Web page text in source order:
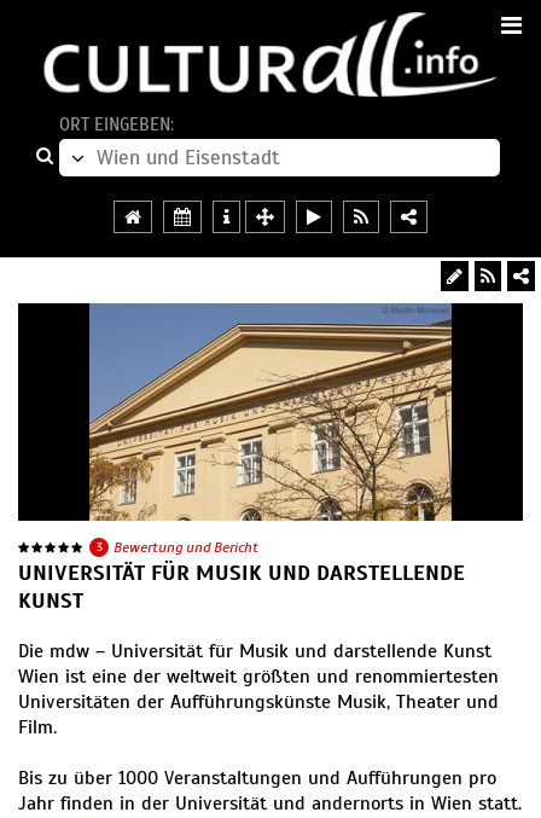
ORT EINGEBEN:
3 Bewertung und Bericht
UNIVERSITÄT FÜR MUSIK UND DARSTELLENDE
KUNST
Die mdw – Universität für Musik und darstellende Kunst
Wien ist eine der weltweit größten und renommiertesten
Universitäten der Aufführungskünste Musik, Theater und
Film.
Bis zu über 1000 Veranstaltungen und Aufführungen pro
Jahr finden in der Universität und andernorts in Wien statt.